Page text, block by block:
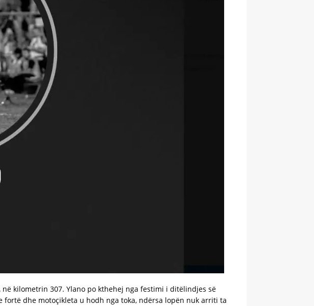
kilometrin 307. Ylano po kthehej nga festimi i ditëlindjes së
dhe motoçikleta u hodh nga toka, ndërsa lopën nuk arriti ta